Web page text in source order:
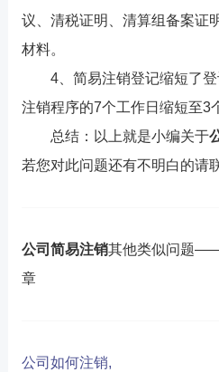
议、清税证明、清算组备案证
材料。
4、简易注销登记缩短了
注销程序的7个工作日缩短至3
总结：以上就是小编关于
若您对此问题还有不明白的请
公司简易注销其他类似问题
章
公司如何注销,